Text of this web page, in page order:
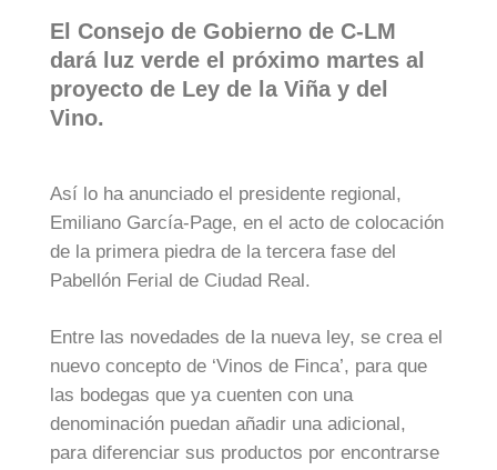
El Consejo de Gobierno de C-LM
dará luz verde el próximo martes al
proyecto de Ley de la Viña y del
Vino.
Así lo ha anunciado el presidente regional,
Emiliano García-Page, en el acto de colocación
de la primera piedra de la tercera fase del
Pabellón Ferial de Ciudad Real.
Entre las novedades de la nueva ley, se crea el
nuevo concepto de ‘Vinos de Finca’, para que
las bodegas que ya cuenten con una
denominación puedan añadir una adicional,
para diferenciar sus productos por encontrarse